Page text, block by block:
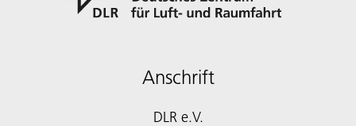
Anschrift
DLR e.V.